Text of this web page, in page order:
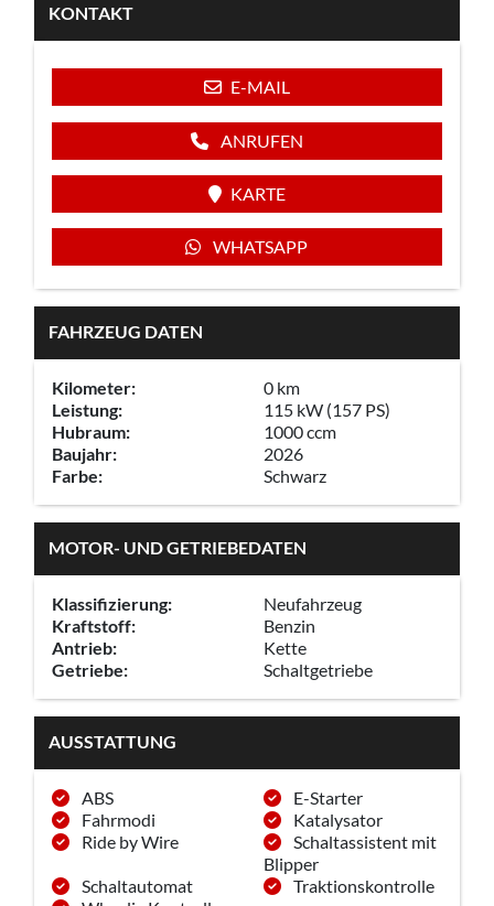
KONTAKT
E-MAIL
ANRUFEN
KARTE
WHATSAPP
FAHRZEUG DATEN
Kilometer:
0 km
Leistung:
115 kW (157 PS)
Hubraum:
1000 ccm
Baujahr:
2026
Farbe:
Schwarz
MOTOR- UND GETRIEBEDATEN
Klassifizierung:
Neufahrzeug
Kraftstoff:
Benzin
Antrieb:
Kette
Getriebe:
Schaltgetriebe
AUSSTATTUNG
ABS
E-Starter
Fahrmodi
Katalysator
Ride by Wire
Schaltassistent mit
Blipper
Schaltautomat
Traktionskontrolle